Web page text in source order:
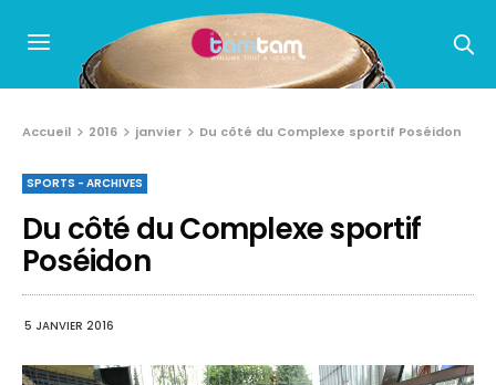
Accueil 2016 janvier Du côté du Complexe sportif Poséidon
SPORTS - ARCHIVES
Du côté du Complexe sportif
Poséidon
5 JANVIER 2016